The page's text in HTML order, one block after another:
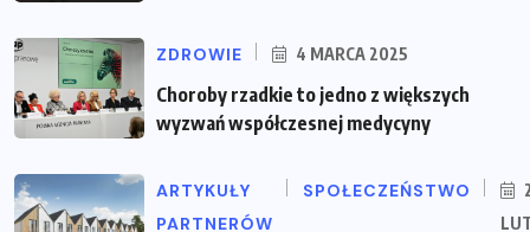
ZDROWIE 4 MARCA 2025
Choroby rzadkie to jedno z większych
wyzwań współczesnej medycyny
ARTYKUŁY
PARTNERÓW
SPOŁECZEŃSTWO